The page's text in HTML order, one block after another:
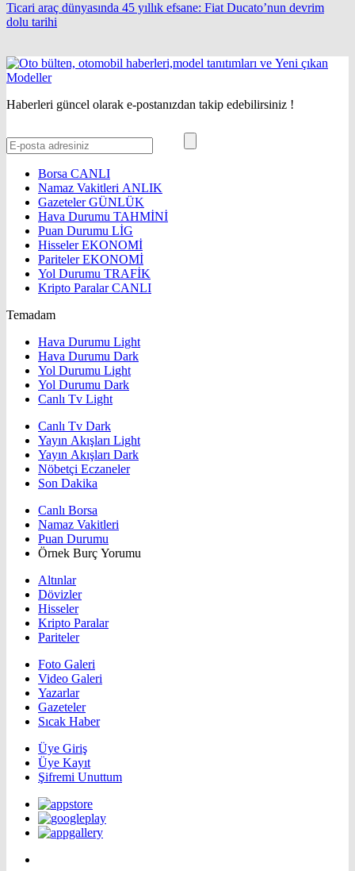
Ticari araç dünyasında 45 yıllık efsane: Fiat Ducato’nun devrim
dolu tarihi
Haberleri güncel olarak e-postanızdan takip edebilirsiniz !
Borsa CANLI
Namaz Vakitleri ANLIK
GazetelerGÜNLÜK
Hava Durumu TAHMİNİ
Puan Durumu LİG
HisselerEKONOMİ
ParitelerEKONOMİ
Yol Durumu TRAFİK
Kripto ParalarCANLI
Temadam
Hava Durumu Light
Hava Durumu Dark
Yol Durumu Light
Yol Durumu Dark
Canlı Tv Light
Canlı Tv Dark
Yayın Akışları Light
Yayın Akışları Dark
Nöbetçi Eczaneler
Son Dakika
Canlı Borsa
Namaz Vakitleri
Puan Durumu
Örnek Burç Yorumu
Altınlar
Dövizler
Hisseler
Kripto Paralar
Pariteler
Foto Galeri
Video Galeri
Yazarlar
Gazeteler
Sıcak Haber
Üye Giriş
Üye Kayıt
Şifremi Unuttum